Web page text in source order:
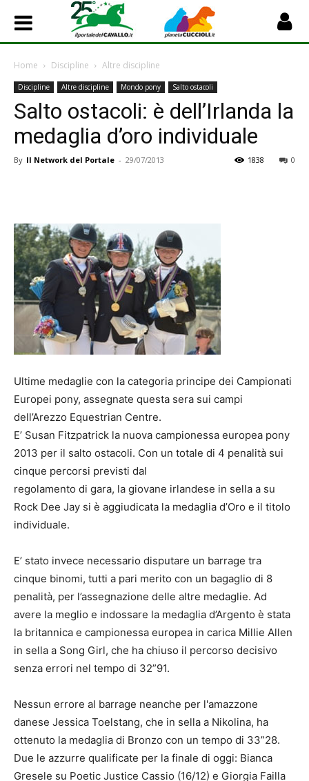
Home Discipline Altre discipline
Discipline Altre discipline Mondo pony Salto ostacoli
Salto ostacoli: è dell’Irlanda la
medaglia d’oro individuale
By Il Network del Portale - 29/07/2013 0
1838
Ultime medaglie con la categoria principe dei Campionati
Europei pony, assegnate questa sera sui campi
dell’Arezzo Equestrian Centre.
E’ Susan Fitzpatrick la nuova campionessa europea pony
2013 per il salto ostacoli. Con un totale di 4 penalità sui
cinque percorsi previsti dal
regolamento di gara, la giovane irlandese in sella a su
Rock Dee Jay si è aggiudicata la medaglia d’Oro e il titolo
individuale.
E’ stato invece necessario disputare un barrage tra
cinque binomi, tutti a pari merito con un bagaglio di 8
penalità, per l’assegnazione delle altre medaglie. Ad
avere la meglio e indossare la medaglia d’Argento è stata
la britannica e campionessa europea in carica Millie Allen
in sella a Song Girl, che ha chiuso il percorso decisivo
senza errori nel tempo di 32”91.
Nessun errore al barrage neanche per l'amazzone
danese Jessica Toelstang, che in sella a Nikolina, ha
ottenuto la medaglia di Bronzo con un tempo di 33”28.
Due le azzurre qualificate per la finale di oggi: Bianca
Gresele su Poetic Justice Cassio (16/12) e Giorgia Failla